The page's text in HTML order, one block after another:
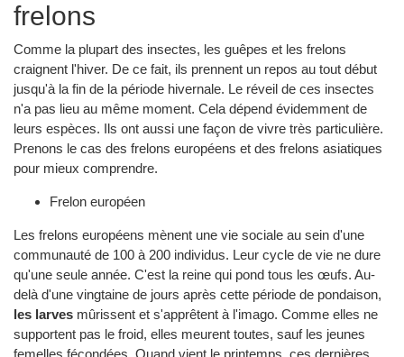
frelons
Comme la plupart des insectes, les guêpes et les frelons
craignent l'hiver. De ce fait, ils prennent un repos au tout début
jusqu'à la fin de la période hivernale. Le réveil de ces insectes
n'a pas lieu au même moment. Cela dépend évidemment de
leurs espèces. Ils ont aussi une façon de vivre très particulière.
Prenons le cas des frelons européens et des frelons asiatiques
pour mieux comprendre.
Frelon européen
Les frelons européens mènent une vie sociale au sein d'une
communauté de 100 à 200 individus. Leur cycle de vie ne dure
qu'une seule année. C'est la reine qui pond tous les œufs. Au-
delà d'une vingtaine de jours après cette période de pondaison,
les larves mûrissent et s'apprêtent à l'imago. Comme elles ne
supportent pas le froid, elles meurent toutes, sauf les jeunes
femelles fécondées. Quand vient le printemps, ces dernières